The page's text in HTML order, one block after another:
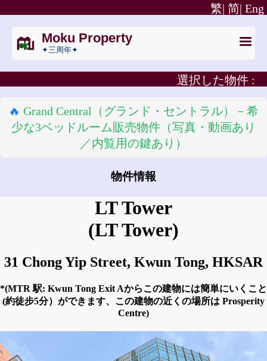
Eng
简|
繁|
Moku Property
✦三周年✦
選択した物件 :
🔥 Grand Central（グランド・セントラル）－希
少な3ベッドルーム販売物件（写真・動画あり
／内覧用の鍵あり）
物件情報
LT Tower
(LT Tower)
31 Chong Yip Street, Kwun Tong, HKSAR
*(MTR 駅: Kwun Tong Exit Aからこの建物には簡単にいくこと
(約徒步5分）ができます、この建物の近くの場所は Prosperity
Centre)